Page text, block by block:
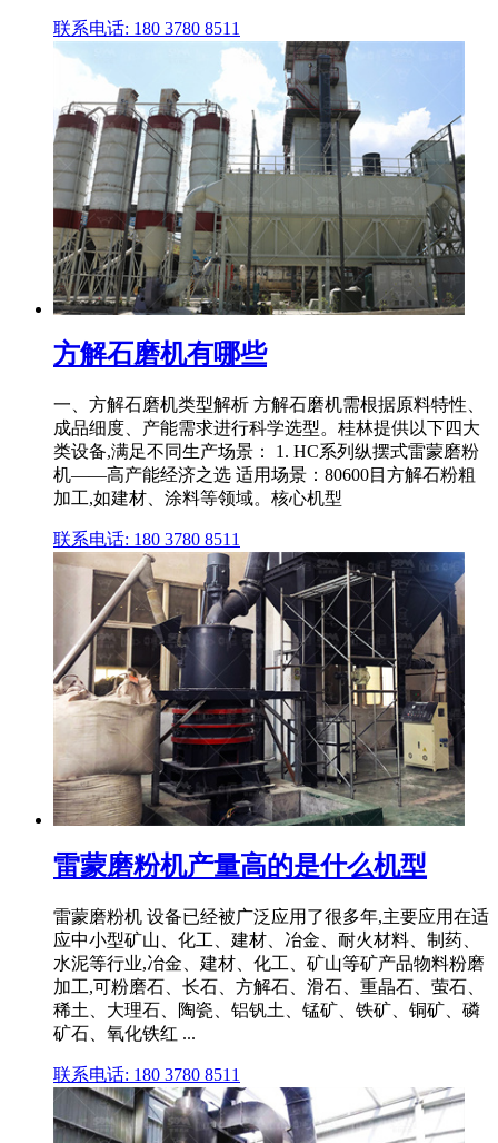
联系电话: 180 3780 8511
方解石磨机有哪些
一、方解石磨机类型解析 方解石磨机需根据原料特性、
成品细度、产能需求进行科学选型。桂林提供以下四大
类设备,满足不同生产场景： 1. HC系列纵摆式雷蒙磨粉
机——高产能经济之选 适用场景：80600目方解石粉粗
加工,如建材、涂料等领域。核心机型
联系电话: 180 3780 8511
雷蒙磨粉机产量高的是什么机型
雷蒙磨粉机 设备已经被广泛应用了很多年,主要应用在适
应中小型矿山、化工、建材、冶金、耐火材料、制药、
水泥等行业,冶金、建材、化工、矿山等矿产品物料粉磨
加工,可粉磨石、长石、方解石、滑石、重晶石、萤石、
稀土、大理石、陶瓷、铝钒土、锰矿、铁矿、铜矿、磷
矿石、氧化铁红 ...
联系电话: 180 3780 8511